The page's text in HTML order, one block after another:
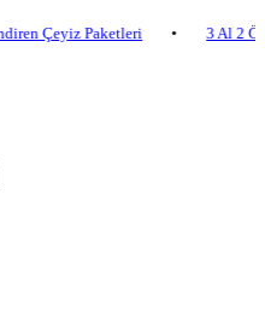
Paketleri • 3 Al 2 Öde •